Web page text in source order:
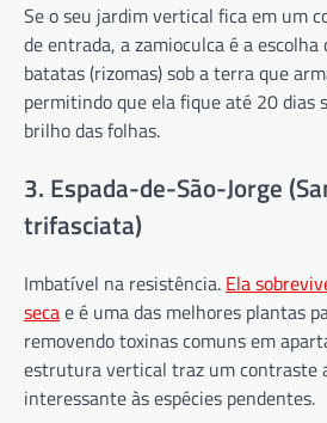
Se o seu jardim vertical fica em um
de entrada, a zamioculca é a escolha
batatas (rizomas) sob a terra que
permitindo que ela fique até 20 dias
brilho das folhas.
3. Espada-de-São-Jorge
trifasciata)
Imbatível na resistência. Ela
secae é uma das melhores plantas
removendo toxinas comuns em
estrutura vertical traz um contraste
interessante às espécies pendentes.